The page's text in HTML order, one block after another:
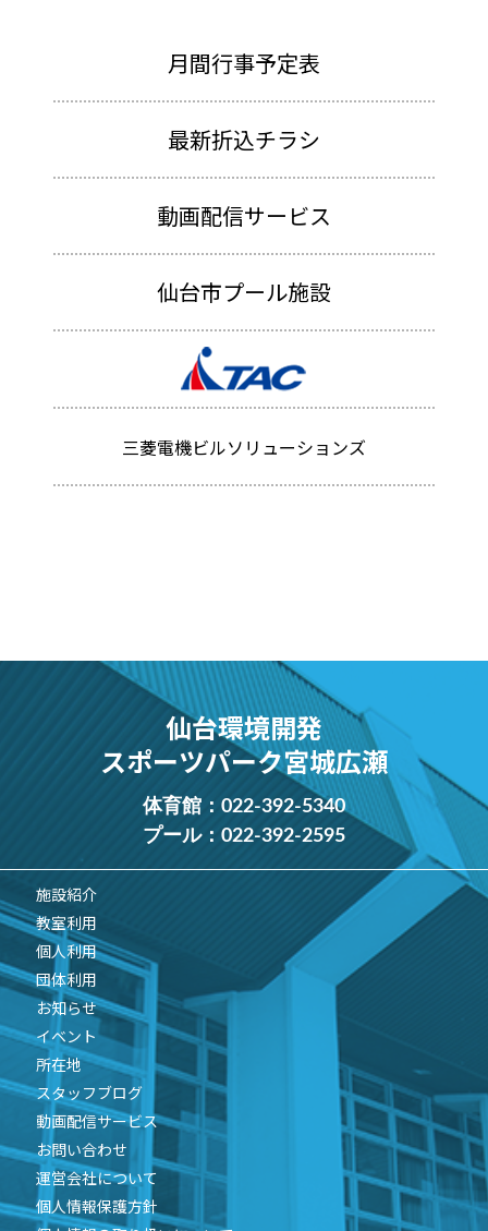
月間行事予定表
最新折込チラシ
動画配信サービス
仙台市プール施設
三菱電機ビルソリューションズ
仙台環境開発
スポーツパーク宮城広瀬
体育館： 022-392-5340
プール： 022-392-2595
施設紹介
教室利用
個人利用
団体利用
お知らせ
イベント
所在地
スタッフブログ
動画配信サービス
お問い合わせ
運営会社について
個人情報保護方針